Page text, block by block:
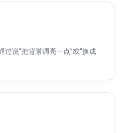
过说“把背景调亮一点”或“换成